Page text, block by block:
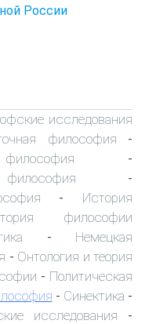
России
исследования
философия -
-
-
- История
философии
- Немецкая
- Онтология и теория
- Политическая
- Синектика -
исследования -